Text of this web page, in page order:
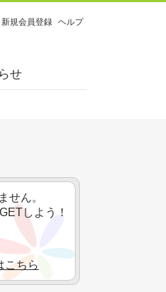
新規会員登録 ヘルプ
せ
せん。
しよう！
こちら